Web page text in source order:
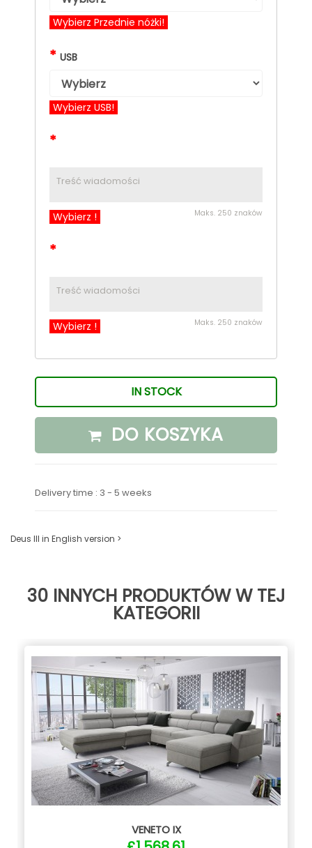
Wybierz Przednie nóżki!
* USB
Wybierz USB!
*
Maks. 250 znaków
Wybierz !
*
Maks. 250 znaków
Wybierz !
IN STOCK
DO KOSZYKA
Delivery time : 3 - 5 weeks
Deus III in English version >
30 INNYCH PRODUKTÓW W TEJ
KATEGORII
VENETO IX